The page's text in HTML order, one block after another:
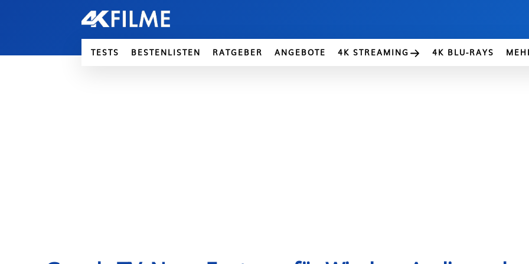
TESTS BESTENLISTEN RATGEBER ANGEBOTE 4K STREAMING 4K BLU-RAYS